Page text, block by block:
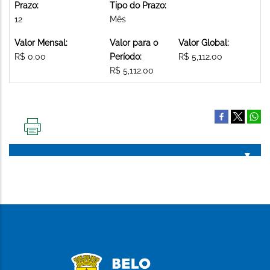
Prazo:
12
Tipo do Prazo:
Mês
Valor Mensal:
R$ 0.00
Valor para o
Período:
R$ 5,112.00
Valor Global:
R$ 5,112.00
PÁGINA